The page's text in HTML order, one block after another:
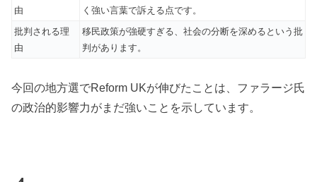
由
く強い言葉で訴える点です。
批判される理
由
移民政策が強硬すぎる、社会の分断を深めるという批
判があります。
今回の地方選でReform UKが伸びたことは、ファラージ氏
の政治的影響力がまだ強いことを示しています。